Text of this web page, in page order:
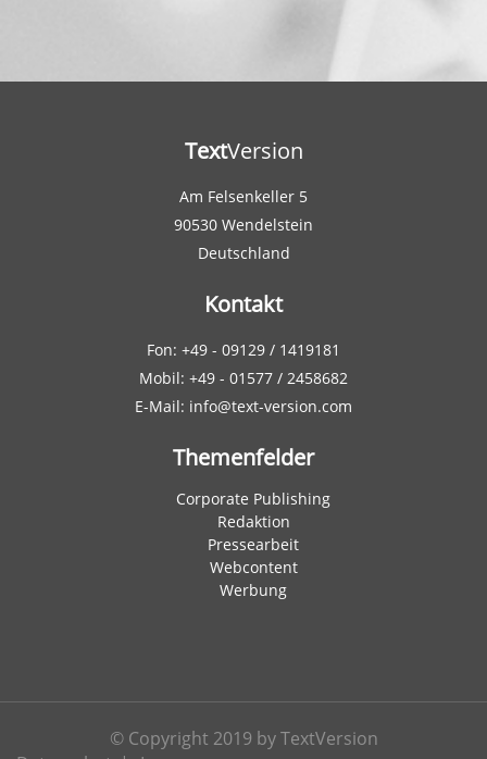
TextVersion
Am Felsenkeller 5
90530 Wendelstein
Deutschland
Kontakt
Fon: +49 - 09129 / 1419181
Mobil: +49 - 01577 / 2458682
E-Mail: info@text-version.com
Themenfelder
Corporate Publishing
Redaktion
Pressearbeit
Webcontent
Werbung
© Copyright 2019 by TextVersion